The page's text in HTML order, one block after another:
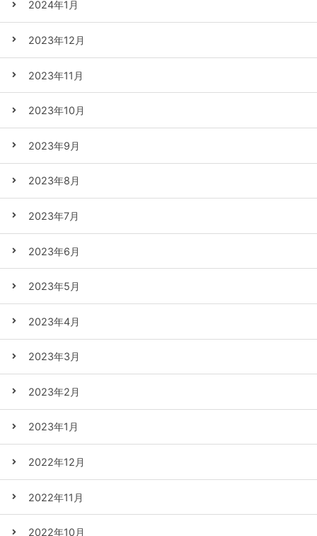
2024年1月
2023年12月
2023年11月
2023年10月
2023年9月
2023年8月
2023年7月
2023年6月
2023年5月
2023年4月
2023年3月
2023年2月
2023年1月
2022年12月
2022年11月
2022年10月